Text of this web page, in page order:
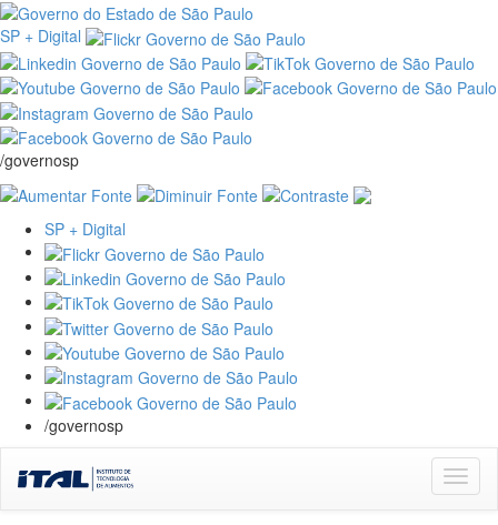
SP + Digital
/governosp
SP + Digital
/governosp
navigation